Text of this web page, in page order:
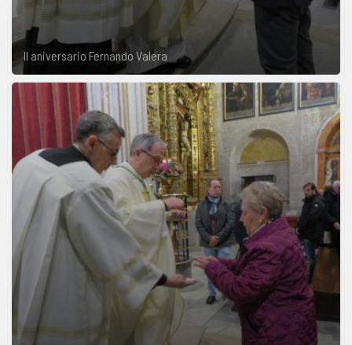
II aniversario Fernando Valera